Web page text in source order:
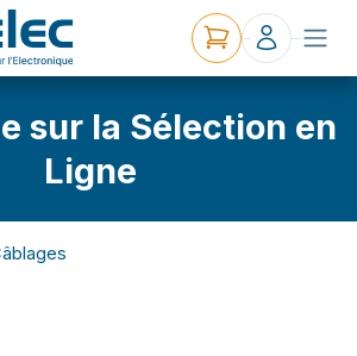
sur la Sélection en
Ligne